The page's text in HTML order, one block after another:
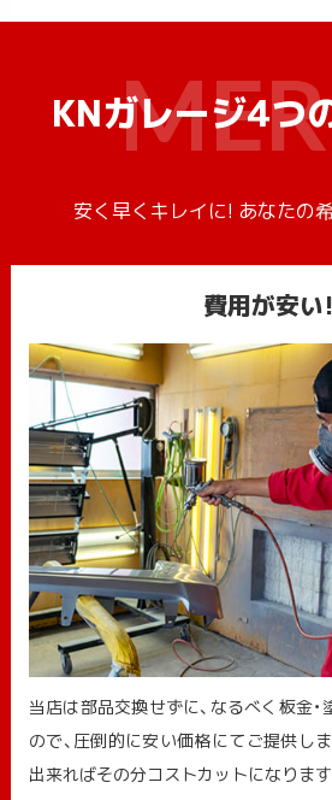
KNガレージ4つ
安く早くキレイに! あなたの
費用が安い!
当店は部品交換せずに、なるべく板金
ので、圧倒的に安い価格にてご提供し
出来ればその分コストカットになります